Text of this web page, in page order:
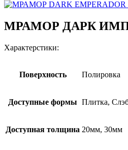
МРАМОР ДАРК
Характерстики:
Поверхность Полировка
Доступные формы Плитка,
Доступная толщина 20мм, 30мм